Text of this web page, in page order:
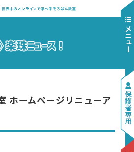
ホームページリニューア